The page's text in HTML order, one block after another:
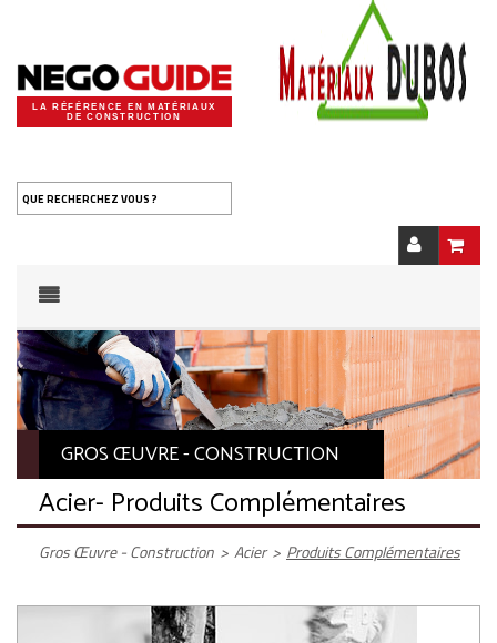
LA RÉFÉRENCE EN MATÉRIAUX
DE CONSTRUCTION
QUE RECHERCHEZ VOUS ?
GROS ŒUVRE - CONSTRUCTION
Acier- Produits Complémentaires
Gros Œuvre - Construction > Acier > Produits Complémentaires